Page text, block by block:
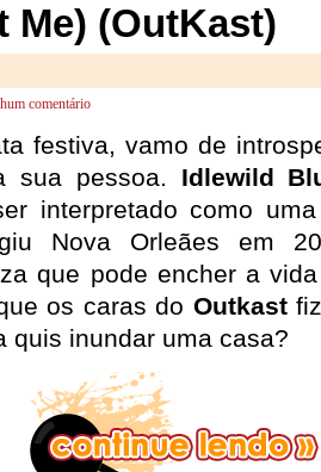
Me) (OutKast)
comentário
festiva, vamo de
sua pessoa. Idlewild
interpretado como
Nova Orleães em
que pode encher a
os caras do Outkast
quis inundar uma casa?